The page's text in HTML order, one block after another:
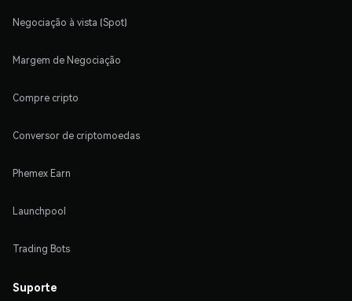
Negociação à vista (Spot)
Margem de Negociação
Compre cripto
Conversor de criptomoedas
Phemex Earn
Launchpool
Trading Bots
Suporte